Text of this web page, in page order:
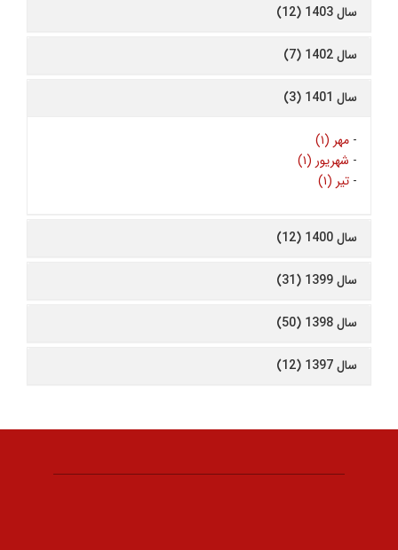
سال 1403 (12)
سال 1402 (7)
سال 1401 (3)
- مهر (۱)
- شهریور (۱)
- تیر (۱)
سال 1400 (12)
سال 1399 (31)
سال 1398 (50)
سال 1397 (12)